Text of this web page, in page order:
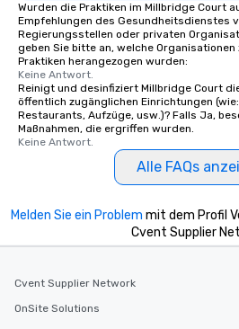
Wurden die Praktiken im Millbridge Court
Empfehlungen des Gesundheitsdienstes
Regierungsstellen oder privaten
geben Sie bitte an, welche
Praktiken herangezogen wurden:
Keine Antwort.
Reinigt und desinfiziert Millbridge Court
öffentlich zugänglichen Einrichtungen
Restaurants, Aufzüge, usw.)? Falls Ja,
Maßnahmen, die ergriffen wurden.
Keine Antwort.
Alle FAQs
Melden Sie ein Problem mit dem Profil
Cvent Supplier
Cvent Supplier Network
OnSite Solutions